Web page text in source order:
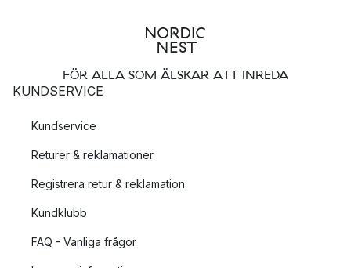
FÖR ALLA SOM ÄLSKAR ATT INREDA
KUNDSERVICE
Kundservice
Returer & reklamationer
Registrera retur & reklamation
Kundklubb
FAQ - Vanliga frågor